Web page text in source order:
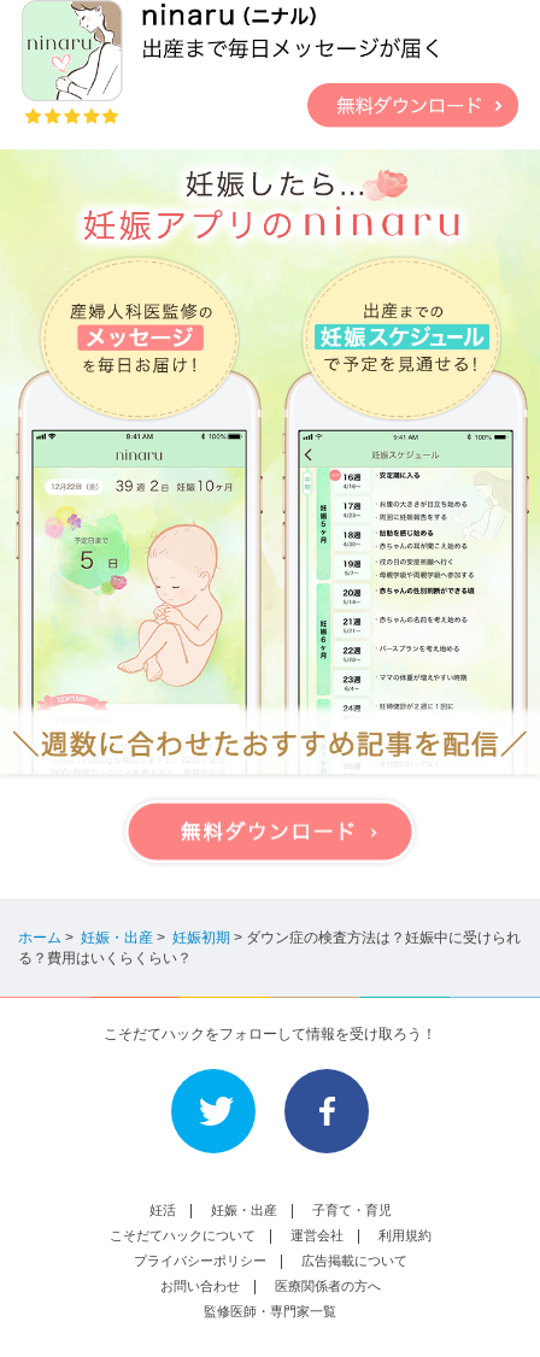
ホーム > 妊娠・出産 > 妊娠初期 > ダウン症の検査方法は？妊娠中に受けられ
る？費用はいくらくらい？
こそだてハックをフォローして情報を受け取ろう！
妊活 妊娠・出産
子育て・育児
こそだてハックについて
運営会社
利用規約
プライバシーポリシー
広告掲載について
お問い合わせ
医療関係者の方へ
監修医師・専門家一覧